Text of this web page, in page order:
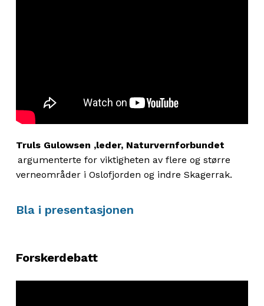
Truls Gulowsen ,leder, Naturvernforbundet
argumenterte forviktigheten avflere og større
verneområderi Oslofjorden og indre Skagerrak.
Bla i presentasjonen
Forskerdebatt